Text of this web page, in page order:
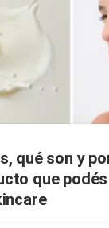
qué son y
que